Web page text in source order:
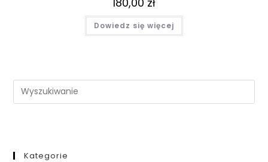
Dowiedz się więcej
Kategorie